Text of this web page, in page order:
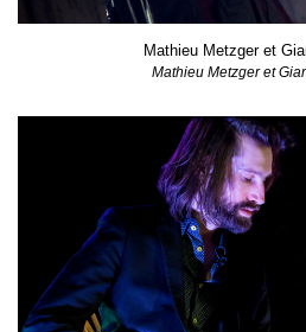
Mathieu Metzger et
Mathieu Metzger et